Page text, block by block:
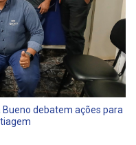
debatem ações para